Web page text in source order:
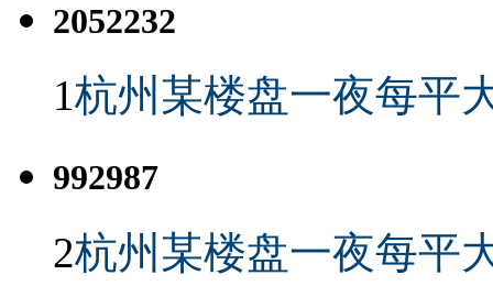
2052232
1杭州某楼盘一夜每平
992987
2杭州某楼盘一夜每平